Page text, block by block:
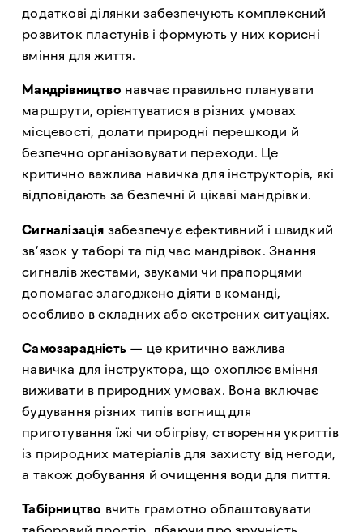
додаткові ділянки забезпечують комплексний
розвиток пластунів і формують у них корисні
вміння для життя.
Мандрівництво навчає правильно планувати
маршрути, орієнтуватися в різних умовах
місцевості, долати природні перешкоди й
безпечно організовувати переходи. Це
критично важлива навичка для інструкторів, які
відповідають за безпечні й цікаві мандрівки.
Сигналізація забезпечує ефективний і швидкий
зв’язок у таборі та під час мандрівок. Знання
сигналів жестами, звуками чи прапорцями
допомагає злагоджено діяти в команді,
особливо в складних або екстрених ситуаціях.
Самозарадність — це критично важлива
навичка для інструктора, що охоплює вміння
виживати в природних умовах. Вона включає
будування різних типів вогнищ для
приготування їжі чи обігріву, створення укриттів
із природних матеріалів для захисту від негоди,
а також добування й очищення води для пиття.
Табірництво вчить грамотно облаштовувати